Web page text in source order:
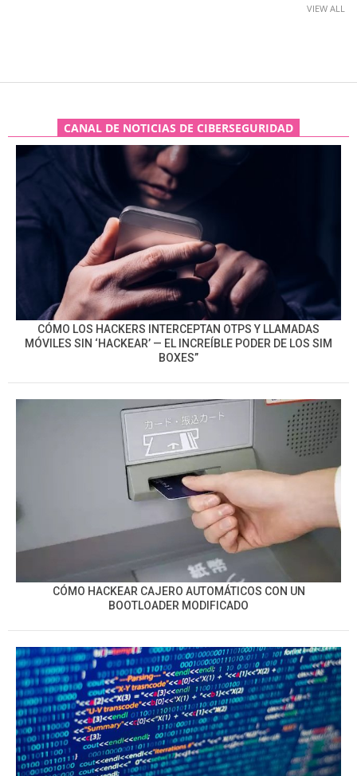
VIEW ALL
CANAL DE NOTICIAS DE CIBERSEGURIDAD
CÓMO LOS HACKERS INTERCEPTAN OTPS Y LLAMADAS
MÓVILES SIN ‘HACKEAR’ — EL INCREÍBLE PODER DE LOS SIM
BOXES”
CÓMO HACKEAR CAJERO AUTOMÁTICOS CON UN
BOOTLOADER MODIFICADO